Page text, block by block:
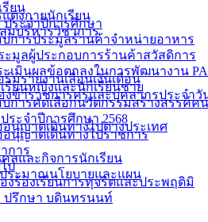
รียน
ต่งกายนักเรียน
ระจำปีการศึกษา
มบริหารวิชาการ
บการประมูลร้านค้าจำหน่ายอาหาร
ะมูลผู้ประกอบการร้านค้าสวัสดิการ
ะเมินผลข้อตกลงในการพัฒนางาน PA
มรายงานเลื่อนเงินเดือน
รียนหญิงและนักเรียนชาย
งข้าราชการครูและบุคลากรประจำวั
บการคัดเลือกนวัตกรรมสร้างสรรค์คน
ระจำปีการศึกษา 2568
อนุญาตเดินทางไปต่างประเทศ
อนุญาตเดินทางไปราชการ
การ
ลและกิจการนักเรียน
ป
ระมาณนโยบายและแผน
งร้องเรียนการทุจริตและประพฤติมิ
ปรึกษา บดินทรนนท์